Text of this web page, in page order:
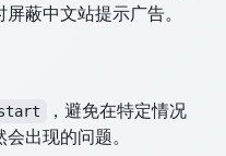
蔽中文站提示广告。
，避免在特定情况
出现的问题。